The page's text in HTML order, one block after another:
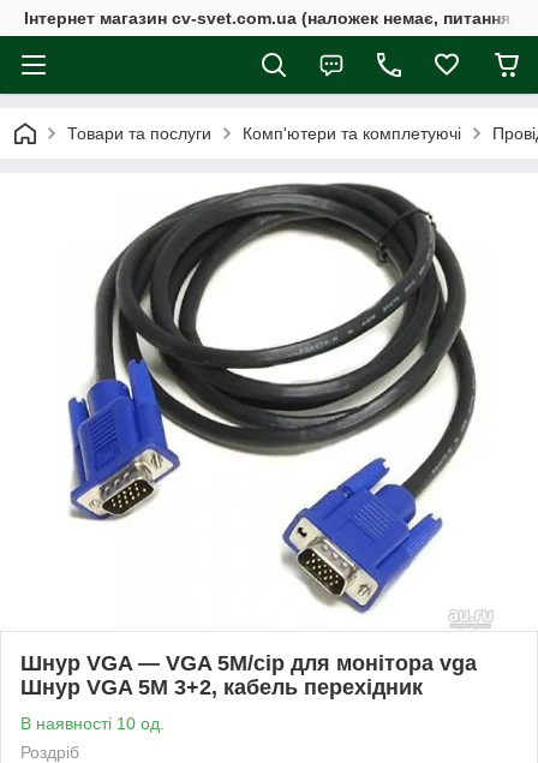
Інтернет магазин cv-svet.com.ua (наложек немає, питання у
Товари та послуги Комп'ютери та комплетуючі
Шнур VGA — VGA 5M/сір для монітора vga
Шнур VGA 5M 3+2, кабель перехідник
В наявності 10 од.
Роздріб